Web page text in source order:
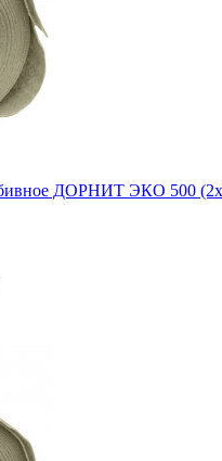
ДОРНИТ ЭКО 500